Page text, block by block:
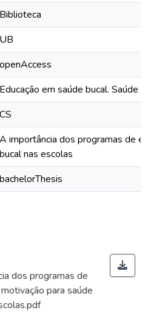
Biblioteca
UB
openAccess
Educação em saúde bucal. Saúde
CS
A importância dos programas de
bucal nas escolas
bachelorThesis
dos programas de
para saúde